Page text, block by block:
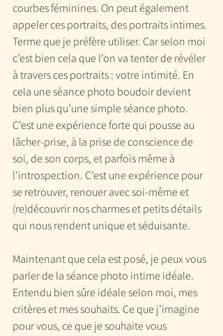
courbes féminines. On peut également
appeler ces portraits, des portraits intimes.
Terme que je préfère utiliser. Car selon moi
c’est bien cela que l’on va tenter de révéler
à travers ces portraits : votre intimité. En
cela une séance photo boudoir devient
bien plus qu’une simple séance photo.
C’est une expérience forte qui pousse au
lâcher-prise, à la prise de conscience de
soi, de son corps, et parfois même à
l’introspection. C’est une expérience pour
se retrouver, renouer avec soi-même et
(re)découvrir nos charmes et petits détails
qui nous rendent unique et séduisante.
Maintenant que cela est posé, je peux vous
parler de la séance photo intime idéale.
Entendu bien sûre idéale selon moi, mes
critères et mes souhaits. Ce que j’imagine
pour vous, ce que je souhaite vous